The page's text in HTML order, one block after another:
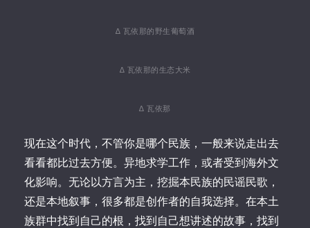
∆ 瓦依那的野生葡萄酒
∆ 瓦依那的生态大米
∆ 瓦依那
现在这个时代，不管你是哪个民族，一般来说走出去
看看都比过去方便。异地求学工作，或者受到海外文
化影响。无论以方言为主，挖掘本民族的民谣民歌，
还是本地叙事，很多都是创作者的自我选择。在本土
族群中找到自己的根，找到自己想讲述的故事，找到